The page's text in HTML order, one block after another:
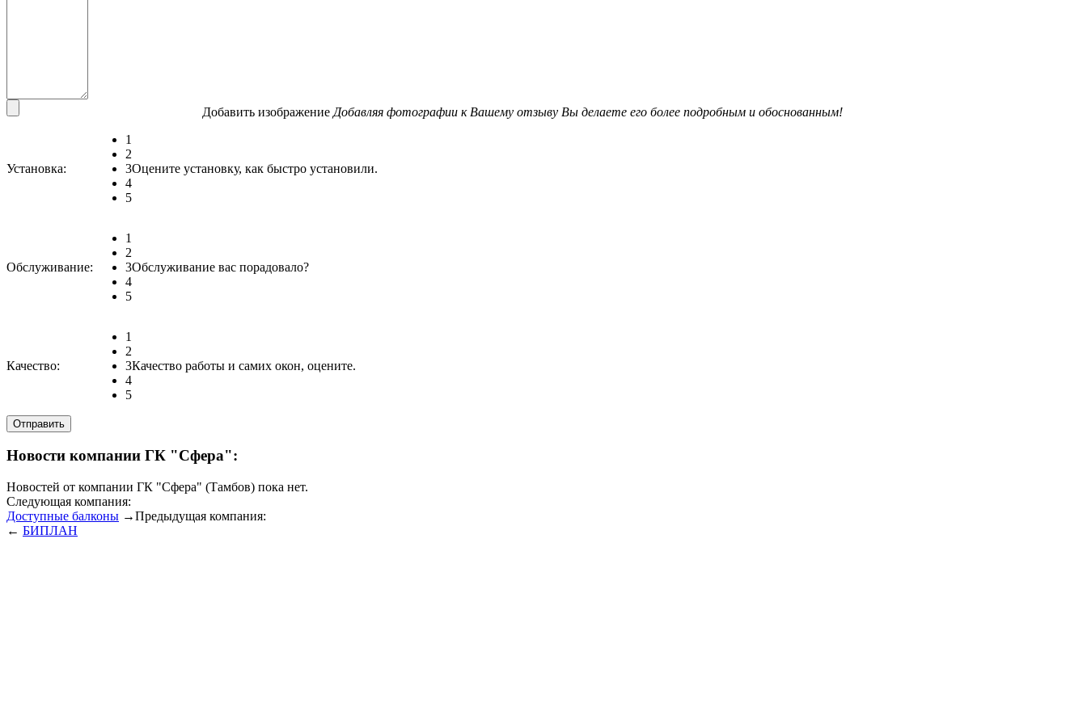
Добавить изображение Добавляя фотографии к Вашему отзыву Вы делаете его более подробным и обоснованным!
Установка:
1
2
3
4
5
Оцените установку, как быстро установили.
Обслуживание:
1
2
3
4
5
Обслуживание вас порадовало?
Качество:
1
2
3
4
5
Качество работы и самих окон, оцените.
Новости компании ГК "Сфера":
Новостей от компании ГК "Сфера" (Тамбов) пока нет.
Следующая компания:
Доступные балконы →Предыдущая компания:
← БИПЛАН